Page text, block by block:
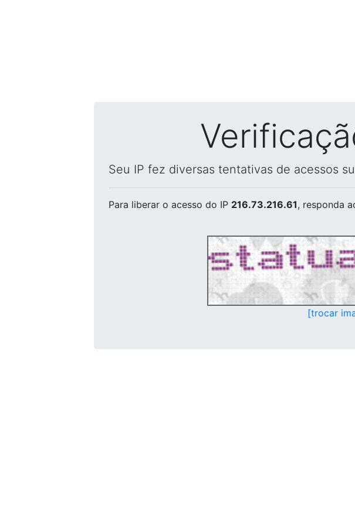
Seu IP fez diversas tentativas de acessos
Para liberar o acesso do IP 216.73.216.61, responda
[trocar